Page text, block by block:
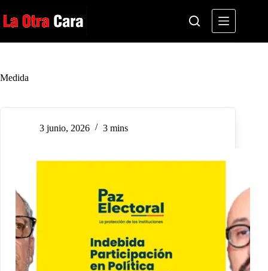
al
contenido
Medida
3 junio, 2026 3 mins